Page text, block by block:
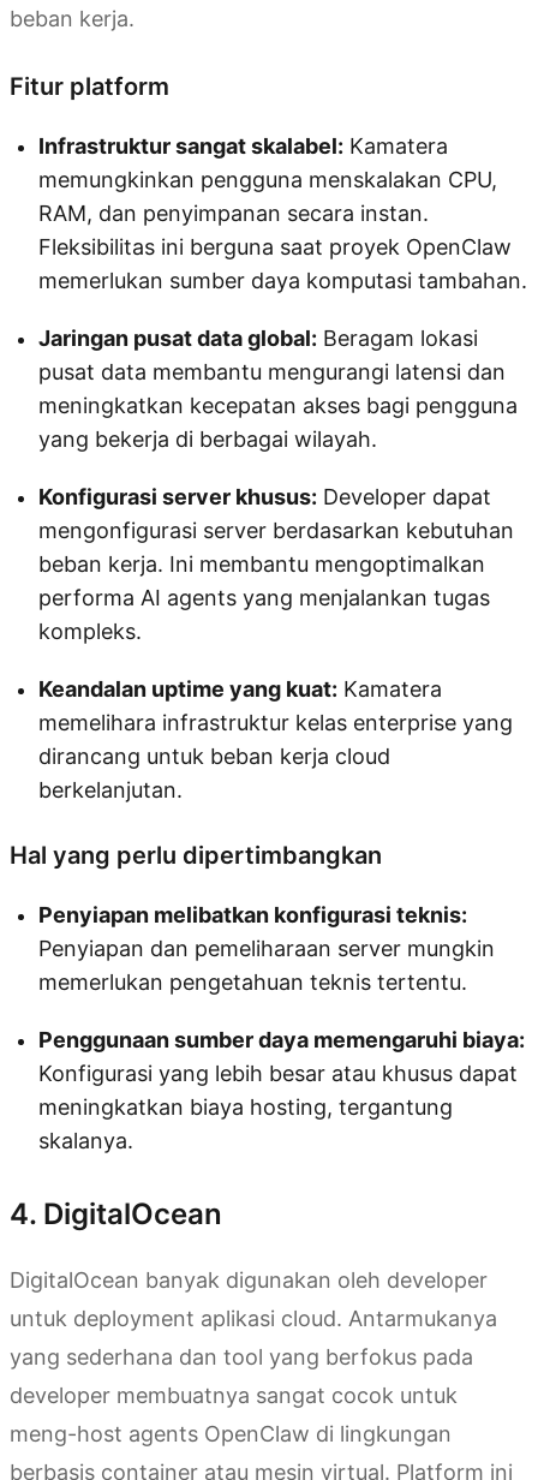
beban kerja.
Fitur platform
Infrastruktur sangat skalabel: Kamatera
memungkinkan pengguna menskalakan CPU,
RAM, dan penyimpanan secara instan.
Fleksibilitas ini berguna saat proyek OpenClaw
memerlukan sumber daya komputasi tambahan.
Jaringan pusat data global: Beragam lokasi
pusat data membantu mengurangi latensi dan
meningkatkan kecepatan akses bagi pengguna
yang bekerja di berbagai wilayah.
Konfigurasi server khusus: Developer dapat
mengonfigurasi server berdasarkan kebutuhan
beban kerja. Ini membantu mengoptimalkan
performa AI agents yang menjalankan tugas
kompleks.
Keandalan uptime yang kuat: Kamatera
memelihara infrastruktur kelas enterprise yang
dirancang untuk beban kerja cloud
berkelanjutan.
Hal yang perlu dipertimbangkan
Penyiapan melibatkan konfigurasi teknis:
Penyiapan dan pemeliharaan server mungkin
memerlukan pengetahuan teknis tertentu.
Penggunaan sumber daya memengaruhi biaya:
Konfigurasi yang lebih besar atau khusus dapat
meningkatkan biaya hosting, tergantung
skalanya.
4. DigitalOcean
DigitalOcean banyak digunakan oleh developer
untuk deployment aplikasi cloud. Antarmukanya
yang sederhana dan tool yang berfokus pada
developer membuatnya sangat cocok untuk
meng-host agents OpenClaw di lingkungan
berbasis container atau mesin virtual. Platform ini